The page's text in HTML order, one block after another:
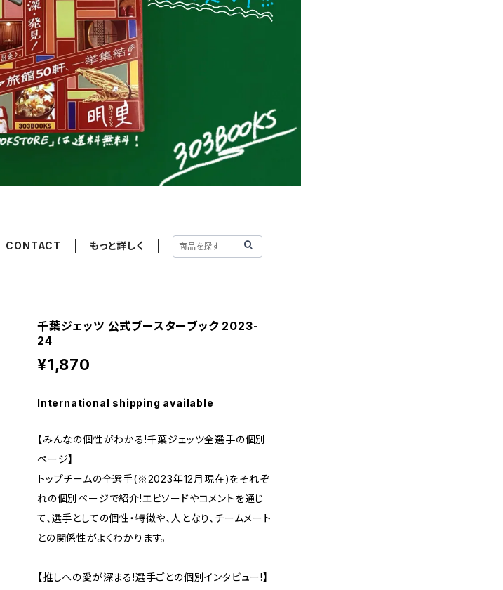
CONTACT もっと詳しく
千葉ジェッツ 公式ブースターブック 2023-
24
¥1,870
International shipping available
【みんなの個性がわかる!千葉ジェッツ全選手の個別
ページ】
トップチームの全選手(※2023年12月現在)をそれぞ
れの個別ページで紹介!エピソードやコメントを通じ
て、選手としての個性・特徴や、人となり、チームメート
との関係性がよくわかります。
【推しへの愛が深まる!選手ごとの個別インタビュー!】